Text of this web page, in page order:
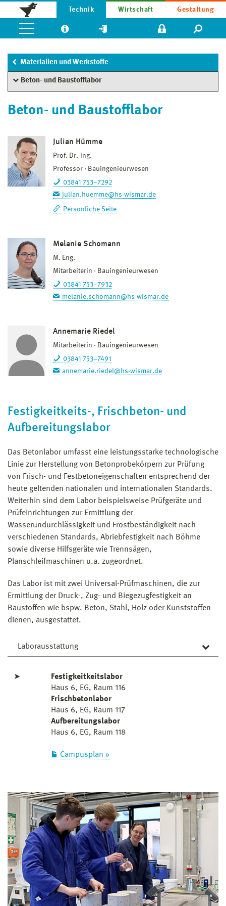
Technik Wirtschaft Gestaltung
Materialien und Werkstoffe
Beton- und Baustofflabor
Beton- und Baustofflabor
Julian Hümme
Prof. Dr.-Ing.
Professor
Bauingenieurwesen
03841 753–7292
julian.huemme@hs-wismar.de
Persönliche Seite
Melanie Schomann
M. Eng.
Mitarbeiterin
Bauingenieurwesen
03841 753–7932
melanie.schomann@hs-wismar.de
Annemarie Riedel
Mitarbeiterin
Bauingenieurwesen
03841 753–7491
annemarie.riedel@hs-wismar.de
Festigkeitkeits-, Frischbeton- und
Aufbereitungslabor
Das Betonlabor umfasst eine leistungsstarke technologische
Linie zur Herstellung von Betonprobekörpern zur Prüfung
von Frisch- und Festbetoneigenschaften entsprechend der
heute geltenden nationalen und internationalen Standards.
Weiterhin sind dem Labor beispielsweise Prüfgeräte und
Prüfeinrichtungen zur Ermittlung der
Wasserundurchlässigkeit und Frostbeständigkeit nach
verschiedenen Standards, Abriebfestigkeit nach Böhme
sowie diverse Hilfsgeräte wie Trennsägen,
Planschleifmaschinen u.a. zugeordnet.
Das Labor ist mit zwei Universal-Prüfmaschinen, die zur
Ermittlung der Druck-, Zug- und Biegezugfestigkeit an
Baustoffen wie bspw. Beton, Stahl, Holz oder Kunststoffen
dienen, ausgestattet.
Laborausstattung
Ausrüstung nach Norm zur Betonherstellung sowie
zur Frisch- und Festbetonprüfung
Zwangsmischer (30 l, 50 l)
Eimermischer (20 l)
Labormischer (5 l)
mechanische Ausbreittische
Wasserlagerbecken
Universalprüfmaschinen für Druck-, Zug-, Biegezug-,
Spaltzug-, E-Modul-Prüfungen: ToniPact 3000kN,
Zwick 400kN
WU-Prüfstand (Wassereindringtiefe)
Abriebscheibe Böhme
Steintrennmaschine
Planschleifmaschine
➤
Festigkeitkeitslabor
Haus 6, EG, Raum 116
Frischbetonlabor
Haus 6, EG, Raum 117
Aufbereitungslabor
Haus 6, EG, Raum 118
Campusplan »